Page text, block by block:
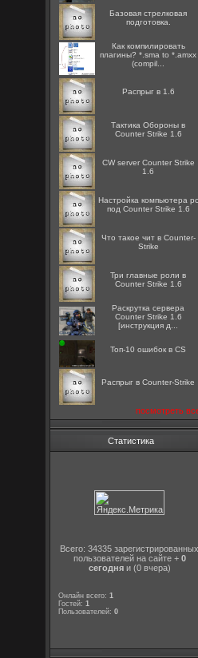
Базовая стрелковая
подготовка.
Как компилировать
плагины? *.sma to *.amxx
(compil...
Распрыг в 1.6
Тактика Обороны в
Counter Strike 1.6
CW server Counter Strike
1.6
Настройка компьютера pc
под Counter Strike 1.6
Что такое чит в Counter-
Strike
Три главные роли в
Counter Strike 1.6
Раскрутка сервера
Counter Strike 1.6
[инструкция д...
Топ-10 ошибок в CS
Распрыг в Counter-Strike
посмотреть
Статистика
Всего: 34335 зарегистрированных
пользователей на сайте + 0
сегодняи (0 вчера)
Онлайн всего:1
Гостей:1
Пользователей:0